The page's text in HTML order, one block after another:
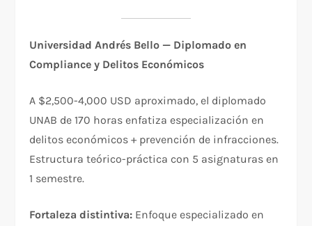
Universidad Andrés Bello — Diplomado en
Compliance y Delitos Económicos
A $2,500-4,000 USD aproximado, el diplomado
UNAB de 170 horas enfatiza especialización en
delitos económicos + prevención de infracciones.
Estructura teórico-práctica con 5 asignaturas en
1 semestre.​
Fortaleza distintiva: Enfoque especializado en